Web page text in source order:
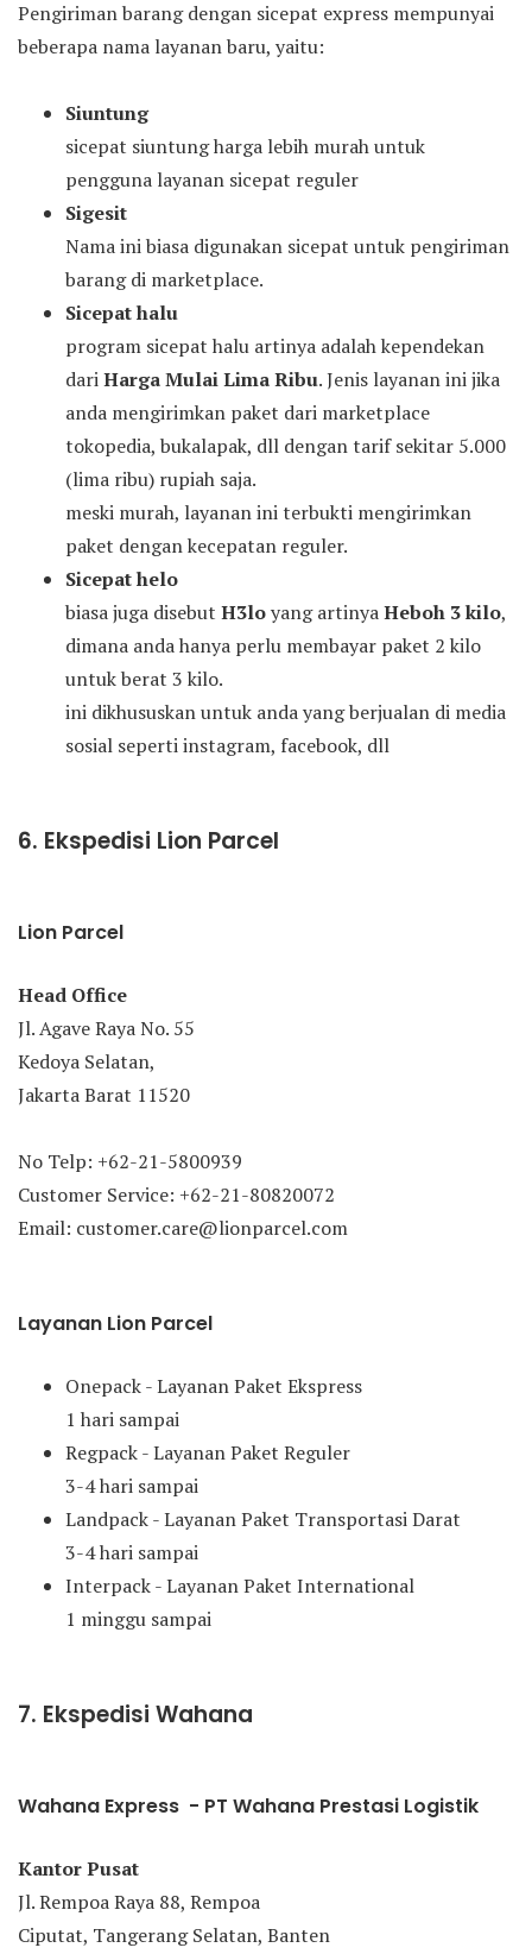
Pengiriman barang dengan sicepat express mempunyai
beberapa nama layanan baru, yaitu:
Siuntung
sicepat siuntung harga lebih murah untuk
pengguna layanan sicepat reguler
Sigesit
Nama ini biasa digunakan sicepat untuk pengiriman
barang di marketplace.
Sicepat halu
program sicepat halu artinya adalah kependekan
dariHarga Mulai Lima Ribu. Jenis layanan ini jika
anda mengirimkan paket dari marketplace
tokopedia, bukalapak, dll dengan tarif sekitar 5.000
(lima ribu) rupiah saja.
meski murah, layanan ini terbukti mengirimkan
paket dengan kecepatan reguler.
Sicepat helo
biasa juga disebut H3loyang artinyaHeboh 3 kilo,
dimana anda hanya perlu membayar paket 2 kilo
untuk berat 3 kilo.
ini dikhususkan untuk anda yang berjualan di media
sosial seperti instagram, facebook, dll
6. Ekspedisi Lion Parcel
Lion Parcel
Head Office
Jl. Agave Raya No. 55
Kedoya Selatan,
Jakarta Barat 11520
No Telp: +62-21-5800939
Customer Service: +62-21-80820072
Email: customer.care@lionparcel.com
Layanan Lion Parcel
Onepack - Layanan Paket Ekspress
1 hari sampai
Regpack - Layanan Paket Reguler
3-4 hari sampai
Landpack - Layanan Paket Transportasi Darat
3-4 hari sampai
Interpack - Layanan Paket International
1 minggu sampai
7. Ekspedisi Wahana
Wahana Express - PT Wahana Prestasi Logistik
Kantor Pusat
Jl. Rempoa Raya 88, Rempoa
Ciputat, Tangerang Selatan, Banten